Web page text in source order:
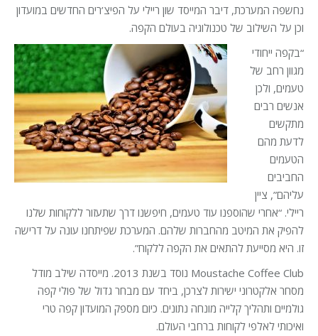
נחשפה המערכת, דיבר המייסד שון ריילי על הפיצ’רים החדשים במועדון
וכן על השילוב של טכנולוגיה בעולם הקפה.
“בקפה ייחודי
מגוון רחב של
טעמים, ולכן
אנשים רבים
מתקשים
לדעת מהם
הטעמים
החביבים
עליהם”, ציין
ריילי. “אחרי שהוספנו עוד טעמים, חיפשנו דרך שתעזור ללקוחות שלנו
להפיק את המיטב מהחברות שלהם. המערכת שפיתחנו עונה על דרישה
זו. היא מסייעת להתאים את הקפה ללקוח”.
Moustache Coffee Club נוסד בשנת 2013. מייסדה שילב מודל
מסחר אלקטרוני ישירות לצרכן, ביחד עם מבחר גדול של פולי קפה
גולמיים ותהליך קלייה מונחה נתונים. כיום מספק המועדון קפה טרי
ואיכותי לאלפי לקוחות ברחבי העולם.